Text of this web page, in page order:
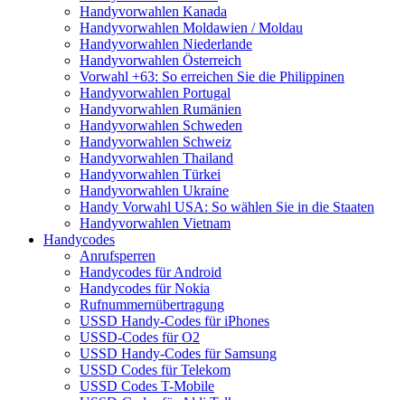
Handyvorwahlen Kanada
Handyvorwahlen Moldawien / Moldau
Handyvorwahlen Niederlande
Handyvorwahlen Österreich
Vorwahl +63: So erreichen Sie die Philippinen
Handyvorwahlen Portugal
Handyvorwahlen Rumänien
Handyvorwahlen Schweden
Handyvorwahlen Schweiz
Handyvorwahlen Thailand
Handyvorwahlen Türkei
Handyvorwahlen Ukraine
Handy Vorwahl USA: So wählen Sie in die Staaten
Handyvorwahlen Vietnam
Handycodes
Anrufsperren
Handycodes für Android
Handycodes für Nokia
Rufnummernübertragung
USSD Handy-Codes für iPhones
USSD-Codes für O2
USSD Handy-Codes für Samsung
USSD Codes für Telekom
USSD Codes T-Mobile